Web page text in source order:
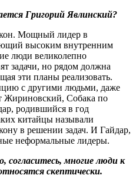
Григорий Явлинский?
Мощный лидер в
высоким внутренним
люди великолепно
задачи, но рядом должна
эти планы реализовать.
с другими людьми, даже
Жириновский, Собака по
родившийся в год
китайцы называли
в решении задач. И Гайдар,
неформальные лидеры.
согласитесь, многие люди к
скептически.